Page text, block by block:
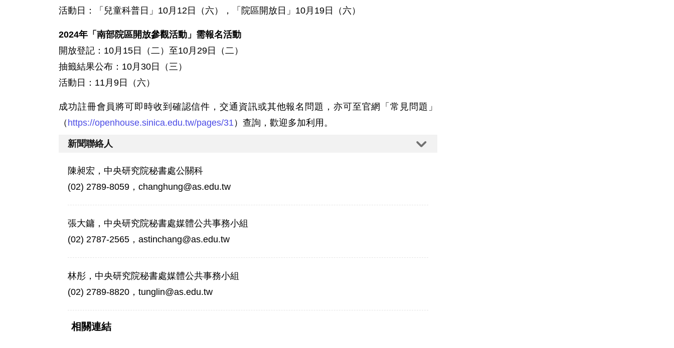
活動日：「兒童科普日」10月12日（六），「院區開放日」10月19日（六）
2024年「南部院區開放參觀活動」需報名活動
開放登記：10月15日（二）至10月29日（二）
抽籤結果公布：10月30日（三）
活動日：11月9日（六）
成功註冊會員將可即時收到確認信件，交通資訊或其他報名問題，亦可至官網「常見問題」
（ https://openhouse.sinica.edu.tw/pages/31 ）查詢，歡迎多加利用。
新聞聯絡人
陳昶宏，中央研究院秘書處公關科
(02) 2789-8059，changhung@as.edu.tw
張大鏞，中央研究院秘書處媒體公共事務小組
(02) 2787-2565，astinchang@as.edu.tw
林彤，中央研究院秘書處媒體公共事務小組
(02) 2789-8820，tunglin@as.edu.tw
相關連結